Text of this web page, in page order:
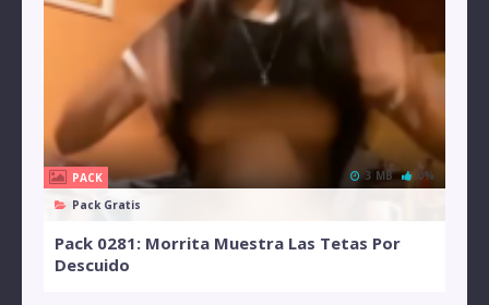
PACK
Pack Gratis
3 MB 0%
Pack 0281: Morrita Muestra Las Tetas Por
Descuido